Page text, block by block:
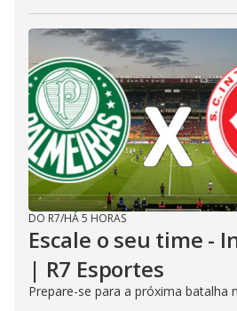
DO R7/HÁ 5 HORAS
Escale o seu time -
| R7 Esportes
Prepare-se para a próxima batalha